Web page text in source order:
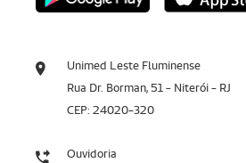
Unimed Leste Fluminense
Rua Dr. Borman, 51 - Niterói - RJ
CEP: 24020-320
Ouvidoria